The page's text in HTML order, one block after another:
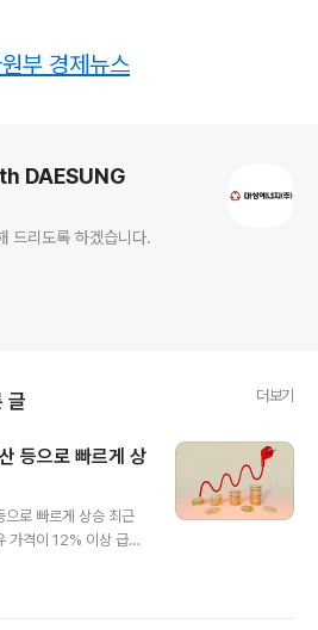
부 경제뉴스
DAESUNG
드리도록 하겠습니다.
글 더보기
등으로 빠르게 상
로 빠르게 상승 최근
가격이 12% 이상 급등
될 것이라는 징후가